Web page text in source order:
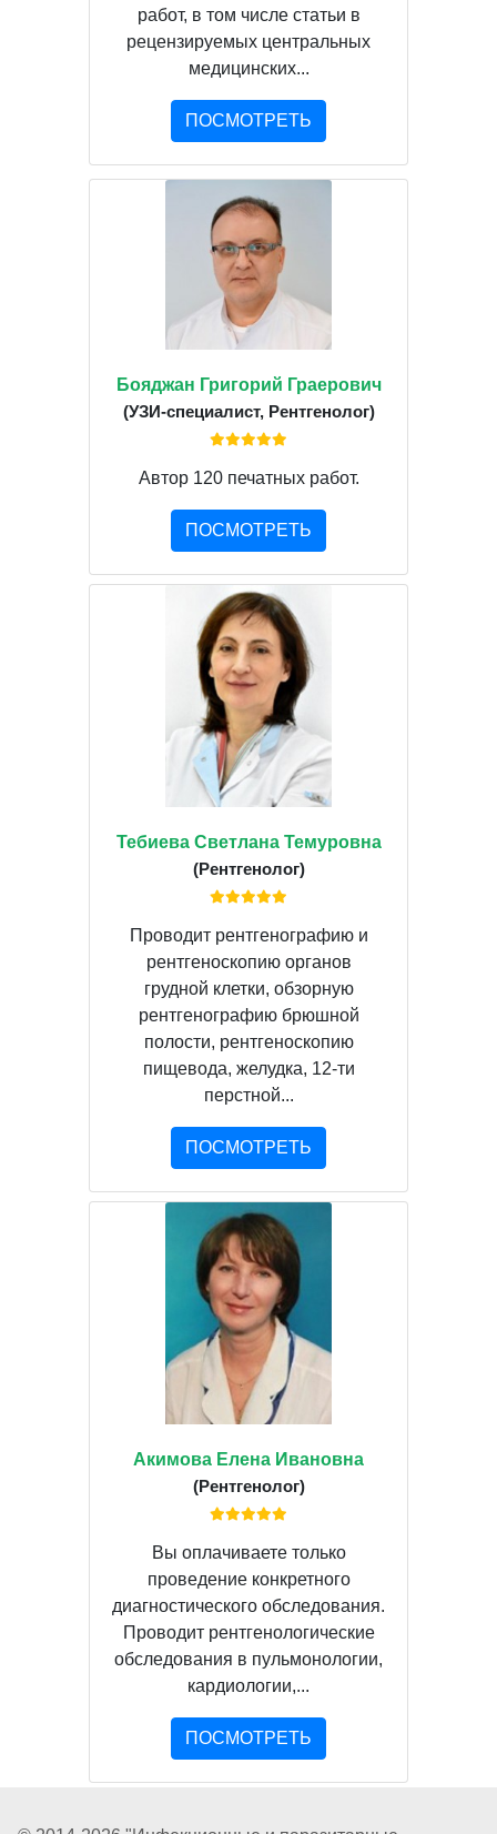
работ, в том числе статьи в
рецензируемых центральных
медицинских...
ПОСМОТРЕТЬ
Бояджан Григорий Граерович
(УЗИ-специалист, Рентгенолог)
Автор 120 печатных работ.
ПОСМОТРЕТЬ
Тебиева Светлана Темуровна
(Рентгенолог)
Проводит рентгенографию и
рентгеноскопию органов
грудной клетки, обзорную
рентгенографию брюшной
полости, рентгеноскопию
пищевода, желудка, 12-ти
перстной...
ПОСМОТРЕТЬ
Акимова Елена Ивановна
(Рентгенолог)
Вы оплачиваете только
проведение конкретного
диагностического обследования.
Проводит рентгенологические
обследования в пульмонологии,
кардиологии,...
ПОСМОТРЕТЬ